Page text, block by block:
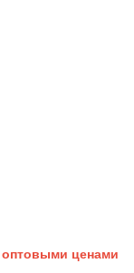
оптовыми ценами